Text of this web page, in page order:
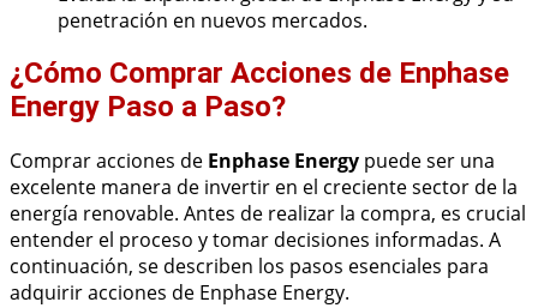
penetración en nuevos mercados.
¿Cómo Comprar Acciones de Enphase
Energy Paso a Paso?
Comprar acciones de Enphase Energy puede ser una
excelente manera de invertir en el creciente sector de la
energía renovable. Antes de realizar la compra, es crucial
entender el proceso y tomar decisiones informadas. A
continuación, se describen los pasos esenciales para
adquirir acciones de Enphase Energy.